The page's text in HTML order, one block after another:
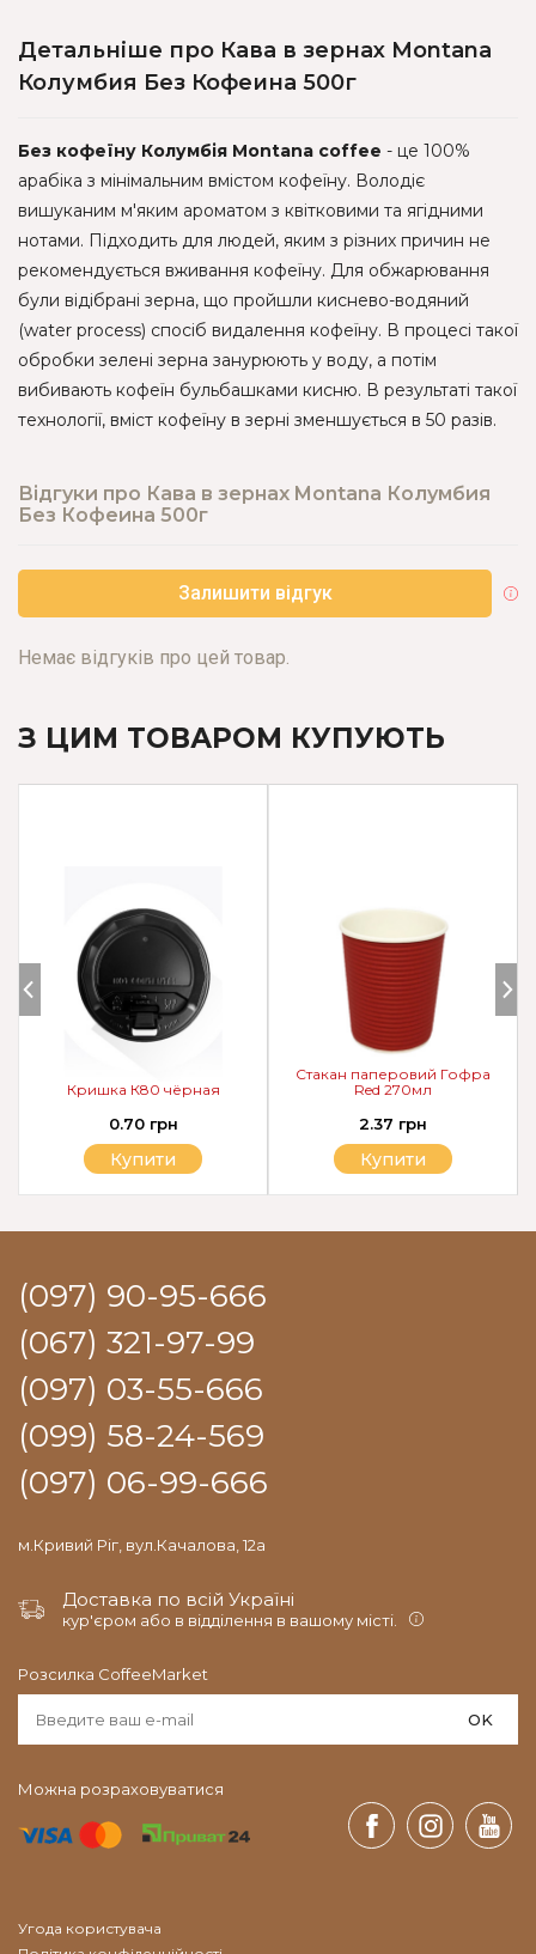
Детальніше про Кава в зернах Montana
Колумбия Без Кофеина 500г
Без кофеїну Колумбія Montana coffee - це 100%
арабіка з мінімальним вмістом кофеїну. Володіє
вишуканим м'яким ароматом з квітковими та ягідними
нотами. Підходить для людей, яким з різних причин не
рекомендується вживання кофеїну. Для обжарювання
були відібрані зерна, що пройшли киснево-водяний
(water process) спосіб видалення кофеїну. В процесі такої
обробки зелені зерна занурюють у воду, а потім
вибивають кофеїн бульбашками кисню. В результаті такої
технології, вміст кофеїну в зерні зменшується в 50 разів.
Відгуки про Кава в зернах Montana Колумбия
Без Кофеина 500г
Залишити відгук
Немає відгуків про цей товар.
З ЦИМ ТОВАРОМ КУПУЮТЬ
Стакан паперовий Гофра
Red 270мл
2.37 грн
Купити
Кришка К80 чёрная
0.70 грн
Купити
(097) 90-95-666
(067) 321-97-99
(097) 03-55-666
(099) 58-24-569
(097) 06-99-666
м.Кривий Ріг, вул.Качалова, 12а
Доставка по всій Україні
кур'єром або в відділення в вашому місті.
Розсилка CoffeeMarket
OK
Можна розраховуватися
Угода користувача